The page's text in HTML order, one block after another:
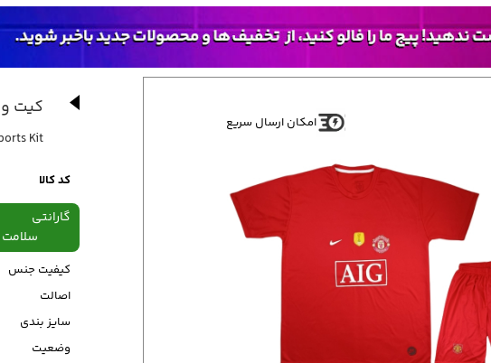
امکان ارسال سریع
کیت
Kit
کد کالا
گارانتی
سلامت
کیفیت جنس
اصالت
سایز بندی
وضعیت